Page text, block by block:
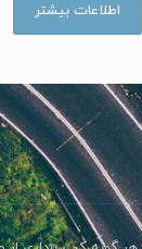
اطلاعات بیشتر